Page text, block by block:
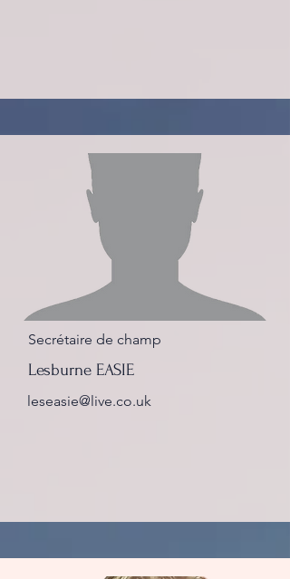
Secrétaire de champ
Lesburne EASIE
leseasie@live.co.uk